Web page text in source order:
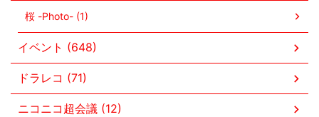
桜 -Photo- (1)
イベント (648)
ドラレコ (71)
ニコニコ超会議 (12)